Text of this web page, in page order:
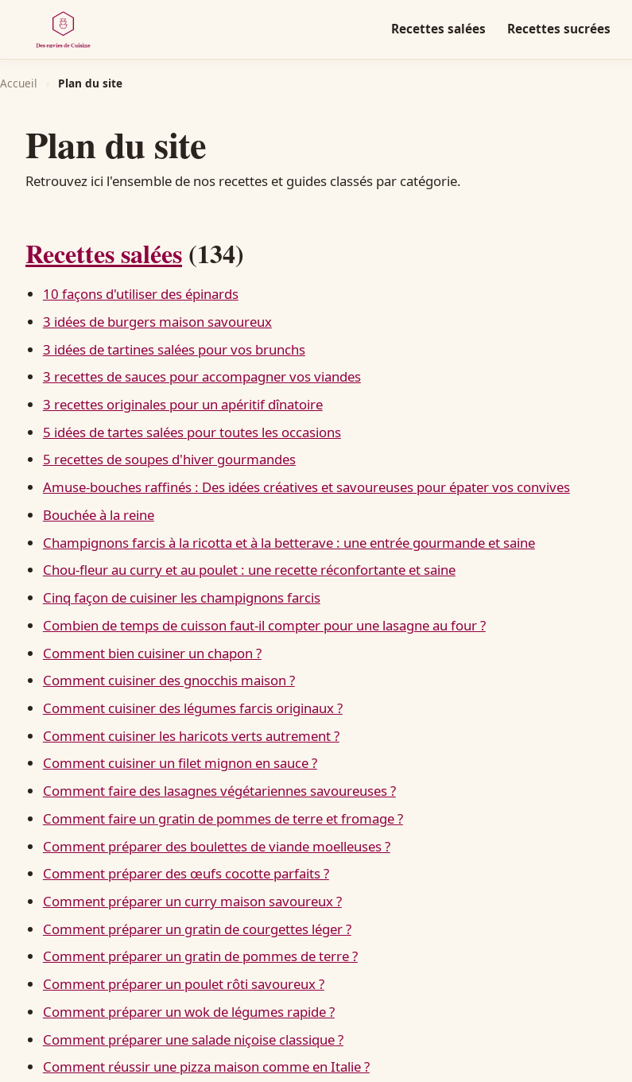
Recettes salées Recettes sucrées
Accueil › Plan du site
Plan du site
Retrouvez ici l'ensemble de nos recettes et guides classés par catégorie.
Recettes salées(134)
10 façons d'utiliser des épinards
3 idées de burgers maison savoureux
3 idées de tartines salées pour vos brunchs
3 recettes de sauces pour accompagner vos viandes
3 recettes originales pour un apéritif dînatoire
5 idées de tartes salées pour toutes les occasions
5 recettes de soupes d'hiver gourmandes
Amuse-bouches raffinés : Des idées créatives et savoureuses pour épater vos convives
Bouchée à la reine
Champignons farcis à la ricotta et à la betterave : une entrée gourmande et saine
Chou-fleur au curry et au poulet : une recette réconfortante et saine
Cinq façon de cuisiner les champignons farcis
Combien de temps de cuisson faut-il compter pour une lasagne au four ?
Comment bien cuisiner un chapon ?
Comment cuisiner des gnocchis maison ?
Comment cuisiner des légumes farcis originaux ?
Comment cuisiner les haricots verts autrement ?
Comment cuisiner un filet mignon en sauce ?
Comment faire des lasagnes végétariennes savoureuses ?
Comment faire un gratin de pommes de terre et fromage ?
Comment préparer des boulettes de viande moelleuses ?
Comment préparer des œufs cocotte parfaits ?
Comment préparer un curry maison savoureux ?
Comment préparer un gratin de courgettes léger ?
Comment préparer un gratin de pommes de terre ?
Comment préparer un poulet rôti savoureux ?
Comment préparer un wok de légumes rapide ?
Comment préparer une salade niçoise classique ?
Comment réussir une pizza maison comme en Italie ?